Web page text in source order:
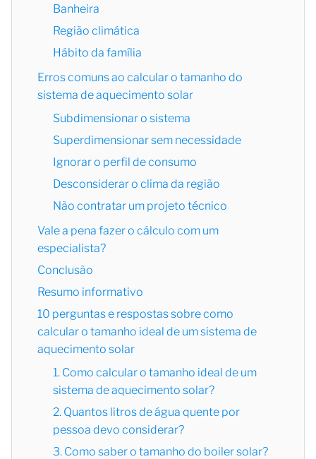
Banheira
Região climática
Hábito da família
Erros comuns ao calcular o tamanho do
sistema de aquecimento solar
Subdimensionar o sistema
Superdimensionar sem necessidade
Ignorar o perfil de consumo
Desconsiderar o clima da região
Não contratar um projeto técnico
Vale a pena fazer o cálculo com um
especialista?
Conclusão
Resumo informativo
10 perguntas e respostas sobre como
calcular o tamanho ideal de um sistema de
aquecimento solar
1. Como calcular o tamanho ideal de um
sistema de aquecimento solar?
2. Quantos litros de água quente por
pessoa devo considerar?
3. Como saber o tamanho do boiler solar?